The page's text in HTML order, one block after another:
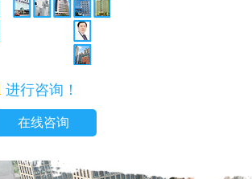
进行咨询！
在线咨询